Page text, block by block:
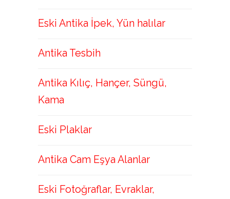
Eski Antika İpek, Yün halılar
Antika Tesbih
Antika Kılıç, Hançer, Süngü,
Kama
Eski Plaklar
Antika Cam Eşya Alanlar
Eski Fotoğraflar, Evraklar,